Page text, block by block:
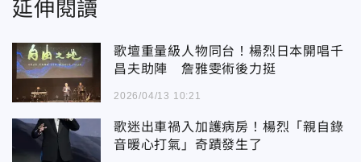
延伸閱讀
歌壇重量級人物同台！楊烈日本開唱千
昌夫助陣 詹雅雯術後力挺
2026/04/13 10:21
歌迷出車禍入加護病房！楊烈「親自錄
音暖心打氣」奇蹟發生了